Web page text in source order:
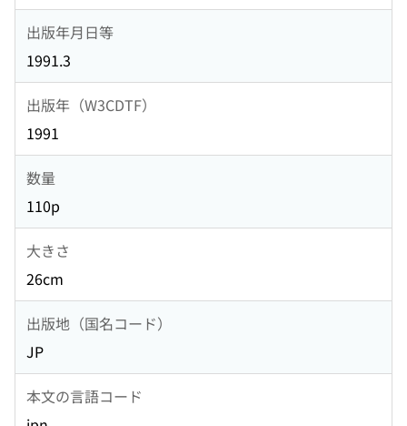
出版年月日等
1991.3
出版年（W3CDTF）
1991
数量
110p
大きさ
26cm
出版地（国名コード）
JP
本文の言語コード